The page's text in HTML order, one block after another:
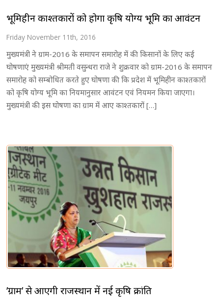
भूमिहीन काश्तकारों को होगा कृषि योग्य भूमि का आवंटन
Friday November 11th, 2016
मुख्यमंत्री ने ग्राम-2016 के समापन समारोह में की किसानों के लिए कई
घोषणाएं मुख्यमंत्री श्रीमती वसुन्धरा राजे ने शुक्रवार को ग्राम-2016 के समापन
समारोह को सम्बोधित करते हुए घोषणा की कि प्रदेश में भूमिहीन काश्तकारों
को कृषि योग्य भूमि का नियमानुसार आवंटन एवं नियमन किया जाएगा।
मुख्यमंत्री की इस घोषणा का ग्राम में आए काश्तकारों […]
’ग्राम’ से आएगी राजस्थान में नई कृषि क्रांति